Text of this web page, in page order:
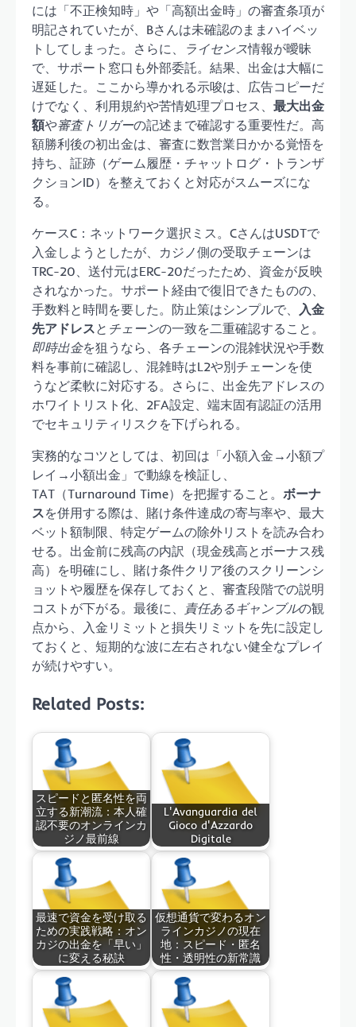
には「不正検知時」や「高額出金時」の審査条項が
明記されていたが、Bさんは未確認のままハイベッ
トしてしまった。さらに、
ライセンス情報が曖昧
で、サポート窓口も外部委託。結果、出金は大幅に
遅延した。ここから導かれる示唆は、広告コピーだ
けでなく、利用規約や苦情処理プロセス、 最大出金
額や審査トリガーの記述まで確認する重要性だ。高
額勝利後の初出金は、審査に数営業日かかる覚悟を
持ち、証跡（ゲーム履歴・チャットログ・トランザ
クションID）を整えておくと対応がスムーズにな
る。
ケースC：ネットワーク選択ミス。CさんはUSDTで
入金しようとしたが、カジノ側の受取チェーンは
TRC-20、送付元はERC-20だったため、資金が反映
されなかった。サポート経由で復旧できたものの、
手数料と時間を要した。防止策はシンプルで、
入金
先アドレスと チェーンの一致を二重確認すること。
即時出金を狙うなら、各チェーンの混雑状況や手数
料を事前に確認し、混雑時はL2や別チェーンを使
うなど柔軟に対応する。さらに、出金先アドレスの
ホワイトリスト化、2FA設定、端末固有認証の活用
でセキュリティリスクを下げられる。
実務的なコツとしては、初回は「小額入金→小額プ
レイ→小額出金」で動線を検証し、
TAT（Turnaround Time）を把握すること。 ボーナ
スを併用する際は、賭け条件達成の寄与率や、最大
ベット額制限、特定ゲームの除外リストを読み合わ
せる。出金前に残高の内訳（現金残高とボーナス残
高）を明確にし、賭け条件クリア後のスクリーンシ
ョットや履歴を保存しておくと、審査段階での説明
コストが下がる。最後に、 責任あるギャンブルの観
点から、入金リミットと損失リミットを先に設定し
ておくと、短期的な波に左右されない健全なプレイ
が続けやすい。
Related Posts:
スピードと匿名性を両
立する新潮流：本人確
認不要のオンラインカ
ジノ最前線
L'Avanguardia del
Gioco d'Azzardo
Digitale
最速で資金を受け取る
ための実践戦略：オン
カジの出金を「早い」
に変える秘訣
仮想通貨で変わるオン
ラインカジノの現在
地：スピード・匿名
性・透明性の新常識